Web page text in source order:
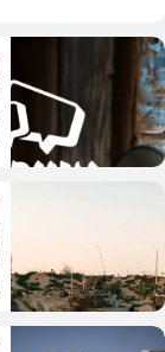
חדשות